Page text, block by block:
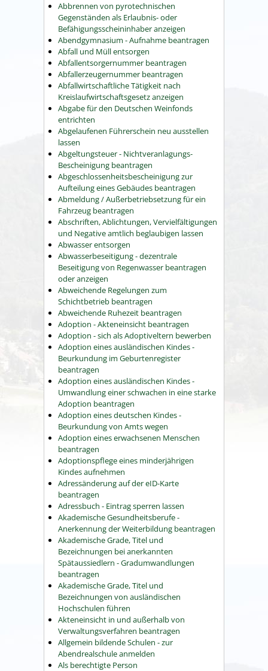
Abbrennen von pyrotechnischen
Gegenständen als Erlaubnis- oder
Befähigungsscheininhaber anzeigen
Abendgymnasium - Aufnahme beantragen
Abfall und Müll entsorgen
Abfallentsorgernummer beantragen
Abfallerzeugernummer beantragen
Abfallwirtschaftliche Tätigkeit nach
Kreislaufwirtschaftsgesetz anzeigen
Abgabe für den Deutschen Weinfonds
entrichten
Abgelaufenen Führerschein neu ausstellen
lassen
Abgeltungsteuer - Nichtveranlagungs-
Bescheinigung beantragen
Abgeschlossenheitsbescheinigung zur
Aufteilung eines Gebäudes beantragen
Abmeldung / Außerbetriebsetzung für ein
Fahrzeug beantragen
Abschriften, Ablichtungen, Vervielfältigungen
und Negative amtlich beglaubigen lassen
Abwasser entsorgen
Abwasserbeseitigung - dezentrale
Beseitigung von Regenwasser beantragen
oder anzeigen
Abweichende Regelungen zum
Schichtbetrieb beantragen
Abweichende Ruhezeit beantragen
Adoption - Akteneinsicht beantragen
Adoption - sich als Adoptiveltern bewerben
Adoption eines ausländischen Kindes -
Beurkundung im Geburtenregister
beantragen
Adoption eines ausländischen Kindes -
Umwandlung einer schwachen in eine starke
Adoption beantragen
Adoption eines deutschen Kindes -
Beurkundung von Amts wegen
Adoption eines erwachsenen Menschen
beantragen
Adoptionspflege eines minderjährigen
Kindes aufnehmen
Adressänderung auf der eID-Karte
beantragen
Adressbuch - Eintrag sperren lassen
Akademische Gesundheitsberufe -
Anerkennung der Weiterbildung beantragen
Akademische Grade, Titel und
Bezeichnungen bei anerkannten
Spätaussiedlern - Gradumwandlungen
beantragen
Akademische Grade, Titel und
Bezeichnungen von ausländischen
Hochschulen führen
Akteneinsicht in und außerhalb von
Verwaltungsverfahren beantragen
Allgemein bildende Schulen - zur
Abendrealschule anmelden
Als berechtigte Person